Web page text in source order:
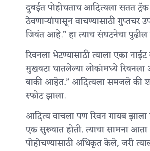
दुबईत पोहोचताच आदित्यला सतत
ठेवणाऱ्यांपासून वाचण्यासाठी
जिवंत आहे.” हा त्याच संघटनेचा पुढील
रिवनला भेटण्यासाठी त्याला एका
मुखवटा घातलेल्या लोकांमध्ये
बाकी आहेत.” आदित्यला समजले की
स्फोट झाला.
आदित्य वाचला पण रिवन गायब
एक सुरुवात होती. त्याचा सामना आता
पोहोचण्यासाठी अधिकृत केले, जरी